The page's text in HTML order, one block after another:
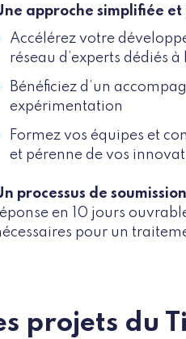
approche simplifiée
Accélérez votre
réseau d’experts dédiés
Bénéficiez d’un
expérimentation
Formez vos équipes et
et pérenne de vos
processus de
en 10 jours
pour un
projets du